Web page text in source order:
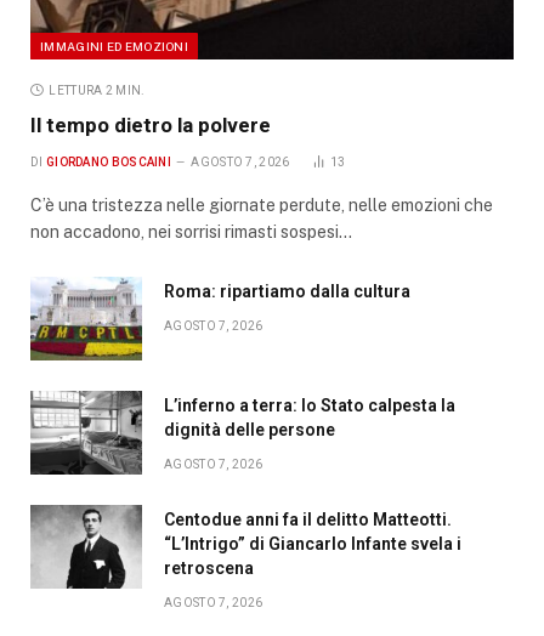
IMMAGINI ED EMOZIONI
LETTURA 2 MIN.
Il tempo dietro la polvere
DI GIORDANO BOSCAINI AGOSTO 7, 2026 13
C’è una tristezza nelle giornate perdute, nelle emozioni che
non accadono, nei sorrisi rimasti sospesi…
Roma: ripartiamo dalla cultura
AGOSTO 7, 2026
L’inferno a terra: lo Stato calpesta la
dignità delle persone
AGOSTO 7, 2026
Centodue anni fa il delitto Matteotti.
“L’Intrigo” di Giancarlo Infante svela i
retroscena
AGOSTO 7, 2026